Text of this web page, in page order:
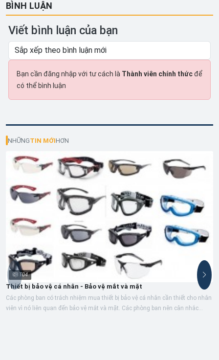
BÌNH LUẬN
Viết bình luận của bạn
Bạn cần đăng nhập với tư cách là Thành viên chính thứcđể
có thể bình luận
NHỮNGTIN MỚIHƠN
08 T04
Thiết bị bảo vệ cá nhân - Bảo vệ mắt và mặt
Các phòng ban có trách nhiệm mua thiết bị bảo vệ cá nhân cần thiết cho nhân
viên vì nó liên quan đến bảo vệ mắt và mặt. Các phòng ban nên cân nhắc...